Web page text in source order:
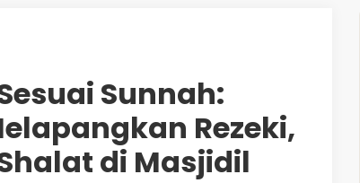
Sunnah:
Rezeki,
di Masjidil